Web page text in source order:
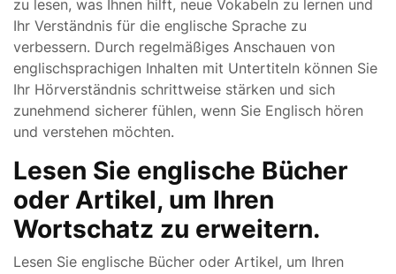
zu lesen, was Ihnen hilft, neue Vokabeln zu lernen und
Ihr Verständnis für die englische Sprache zu
verbessern. Durch regelmäßiges Anschauen von
englischsprachigen Inhalten mit Untertiteln können Sie
Ihr Hörverständnis schrittweise stärken und sich
zunehmend sicherer fühlen, wenn Sie Englisch hören
und verstehen möchten.
Lesen Sie englische Bücher
oder Artikel, um Ihren
Wortschatz zu erweitern.
Lesen Sie englische Bücher oder Artikel, um Ihren